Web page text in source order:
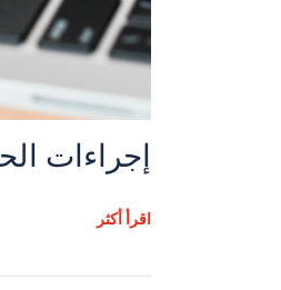
إجراءات
اقرأ أكثر